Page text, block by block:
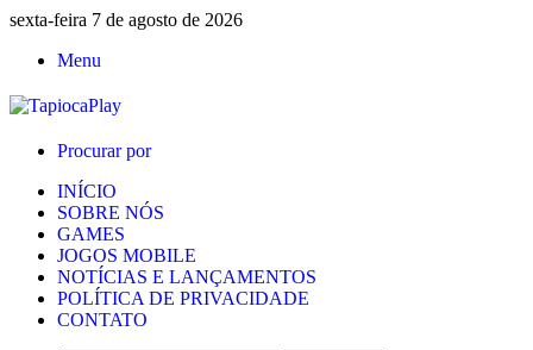
sexta-feira 7 de agosto de 2026
Menu
Procurar por
INÍCIO
SOBRE NÓS
GAMES
JOGOS MOBILE
NOTÍCIAS E LANÇAMENTOS
POLÍTICA DE PRIVACIDADE
CONTATO